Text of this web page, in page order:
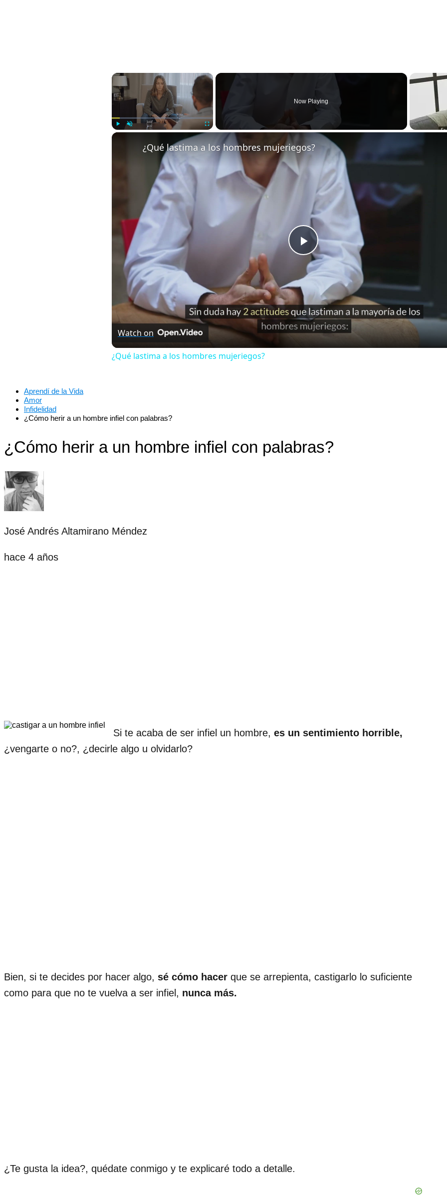
×
Now Playing
Play
Video
¿Qué lastima a los hombres mujeriegos?
Watch on
¿Qué lastima a los hombres mujeriegos?
Aprendí de la Vida
Amor
Infidelidad
¿Cómo herir a un hombre infiel con palabras?
¿Cómo herir a un hombre infiel con palabras?
José Andrés Altamirano Méndez
hace 4 años
Si te acaba de ser infiel un hombre, es un sentimiento horrible,
¿vengarte o no?, ¿decirle algo u olvidarlo?
Bien, si te decides por hacer algo, sé cómo hacer que se arrepienta, castigarlo lo suficiente
como para que no te vuelva a ser infiel, nunca más.
¿Te gusta la idea?, quédate conmigo y te explicaré todo a detalle.